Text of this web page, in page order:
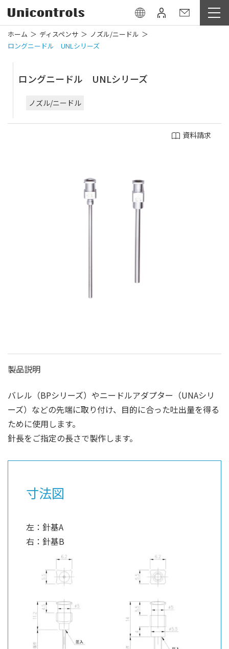
ホーム ディスペンサ
ノズル/ニードル
ロングニードル UNLシリーズ
ロングニードル UNLシリーズ
ノズル/ニードル
資料請求
製品説明
バレル（BPシリーズ）やニードルアダプター（UNAシリ
ーズ）などの先端に取り付け、目的に合った吐出量を得る
ために使用します。
針長をご指定の長さで製作します。
寸法図
左：針基A
右：針基B